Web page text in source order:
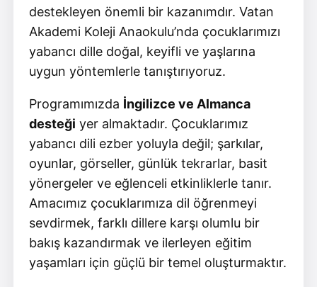
destekleyen önemli bir kazanımdır. Vatan
Akademi Koleji Anaokulu’nda çocuklarımızı
yabancı dille doğal, keyifli ve yaşlarına
uygun yöntemlerle tanıştırıyoruz.
Programımızda İngilizce ve Almanca
desteği yer almaktadır. Çocuklarımız
yabancı dili ezber yoluyla değil; şarkılar,
oyunlar, görseller, günlük tekrarlar, basit
yönergeler ve eğlenceli etkinliklerle tanır.
Amacımız çocuklarımıza dil öğrenmeyi
sevdirmek, farklı dillere karşı olumlu bir
bakış kazandırmak ve ilerleyen eğitim
yaşamları için güçlü bir temel oluşturmaktır.